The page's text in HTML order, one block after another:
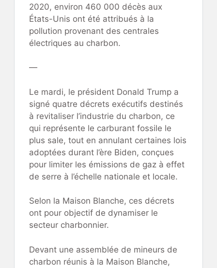
2020, environ 460 000 décès aux
États-Unis ont été attribués à la
pollution provenant des centrales
électriques au charbon.
—
Le mardi, le président Donald Trump a
signé quatre décrets exécutifs destinés
à revitaliser l’industrie du charbon, ce
qui représente le carburant fossile le
plus sale, tout en annulant certaines lois
adoptées durant l’ère Biden, conçues
pour limiter les émissions de gaz à effet
de serre à l’échelle nationale et locale.
Selon la Maison Blanche, ces décrets
ont pour objectif de dynamiser le
secteur charbonnier.
Devant une assemblée de mineurs de
charbon réunis à la Maison Blanche,